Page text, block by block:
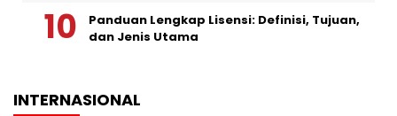
Panduan Lengkap Lisensi: Definisi, Tujuan,
dan Jenis Utama
INTERNASIONAL